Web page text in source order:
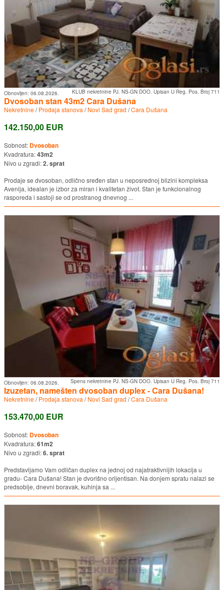
KLUB nekretnine PJ. NS-GN DOO. Upisan U Reg. Pos. Broj 711
Obnovljen: 06.08.2026.
Dvosoban stan 43m2 Cara Dušana
Nekretnine/Prodaja stanova /Novi Sad grad /Cara Dušana
142.150,00 EUR
Sobnost: Dvosoban
Kvadratura:43m2
Nivo u zgradi:2. sprat
Prodaje se dvosoban, odlično sređen stan u neposrednoj blizini kompleksa
Avenija, idealan je izbor za miran i kvalitetan život. Stan je funkcionalnog
rasporeda i sastoji se od prostranog dnevnog ...
Spens nekretnine PJ. NS-GN DOO. Upisan U Reg. Pos. Broj 711
Obnovljen: 06.08.2026.
Izuzetan, namešten dvosoban duplex - Cara Dušana!
Nekretnine/Prodaja stanova /Novi Sad grad /Cara Dušana
153.470,00 EUR
Sobnost: Dvosoban
Kvadratura:61m2
Nivo u zgradi:6. sprat
Predstavljamo Vam odličan duplex na jednoj od najatraktivnijih lokacija u
gradu- Cara Dušana! Stan je dvorišno orijentisan. Na donjem spratu nalazi se
predsoblje, dnevni boravak, kuhinja sa ...